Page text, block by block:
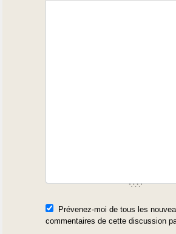
Prévenez-moi de tous les
commentaires de cette discussion